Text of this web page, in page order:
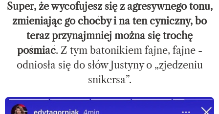
Super, że wycofujesz się z agresywnego tonu,
zmieniając go choćby i na ten cyniczny, bo
teraz przynajmniej można się trochę
pośmiać. Z tym batonikiem fajne, fajne -
odniosła się do słów Justyny o „zjedzeniu
snikersa”.